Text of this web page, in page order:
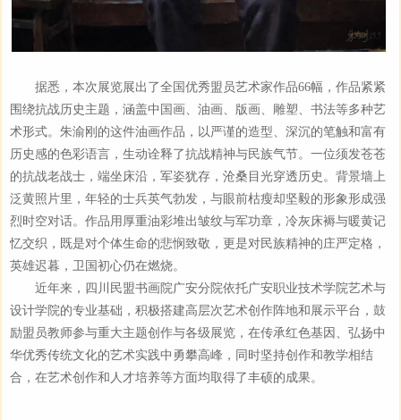
据悉，本次展览展出了全国优秀盟员艺术家作品66幅，作品紧紧
围绕抗战历史主题，涵盖中国画、油画、版画、雕塑、书法等多种艺
术形式。朱渝刚的这件油画作品，以严谨的造型、深沉的笔触和富有
历史感的色彩语言，生动诠释了抗战精神与民族气节。一位须发苍苍
的抗战老战士，端坐床沿，军姿犹存，沧桑目光穿透历史。背景墙上
泛黄照片里，年轻的士兵英气勃发，与眼前枯瘦却坚毅的形象形成强
烈时空对话。作品用厚重油彩堆出皱纹与军功章，冷灰床褥与暖黄记
忆交织，既是对个体生命的悲悯致敬，更是对民族精神的庄严定格，
英雄迟暮，卫国初心仍在燃烧。
近年来，四川民盟书画院广安分院依托广安职业技术学院艺术与
设计学院的专业基础，积极搭建高层次艺术创作阵地和展示平台，鼓
励盟员教师参与重大主题创作与各级展览，在传承红色基因、弘扬中
华优秀传统文化的艺术实践中勇攀高峰，同时坚持创作和教学相结
合，在艺术创作和人才培养等方面均取得了丰硕的成果。